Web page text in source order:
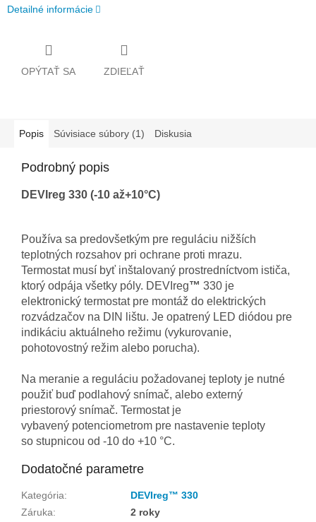
Detailné informácie
OPÝTAŤ SA ZDIEĽAŤ
Popis Súvisiace súbory (1) Diskusia
Podrobný popis
DEVIreg 330 (-10 až+10°C)
Používa sa predovšetkým pre reguláciu nižších
teplotných rozsahov pri ochrane proti mrazu.
Termostat musí byť inštalovaný prostredníctvom ističa,
ktorý odpája všetky póly. DEVIreg™ 330 je
elektronický termostat pre montáž do elektrických
rozvádzačov na DIN lištu. Je opatrený LED diódou pre
indikáciu aktuálneho režimu (vykurovanie,
pohotovostný režim alebo porucha).
Na meranie a reguláciu požadovanej teploty je nutné
použiť buď podlahový snímač, alebo externý
priestorový snímač. Termostat je
vybavený potenciometrom pre nastavenie teploty
so stupnicou od -10 do +10 °C.
Dodatočné parametre
Kategória:
DEVIreg™ 330
Záruka:
2 roky